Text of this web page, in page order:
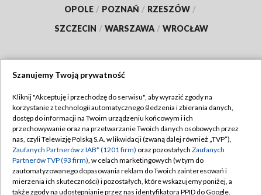
OPOLE / POZNAŃ / RZESZÓW /
SZCZECIN / WARSZAWA / WROCŁAW
TVP
Abonament TVP
Emisja w TVP
Centrum informacji TVP
Naziemna Telewizja Cyfrowa
Regulamin TVP
Polityka prywatności
Moje zgody
Pomoc
Szanujemy Twoją prywatność
Kliknij "Akceptuję i przechodzę do serwisu", aby wyrazić zgody na
korzystanie z technologii automatycznego śledzenia i zbierania danych,
dostęp do informacji na Twoim urządzeniu końcowym i ich
przechowywanie oraz na przetwarzanie Twoich danych osobowych przez
nas, czyli Telewizję Polską S.A. w likwidacji (zwaną dalej również „TVP”),
Zaufanych Partnerów z IAB* (1201 firm) oraz pozostałych Zaufanych
Partnerów TVP (93 firm), w celach marketingowych (w tym do
zautomatyzowanego dopasowania reklam do Twoich zainteresowań i
mierzenia ich skuteczności) i pozostałych, które wskazujemy poniżej, a
także zgody na udostępnianie przez nas identyfikatora PPID do Google.